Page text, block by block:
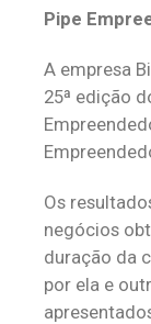
Pipe
A empresa
25ª edição
Os
negócios
duração da
por ela e